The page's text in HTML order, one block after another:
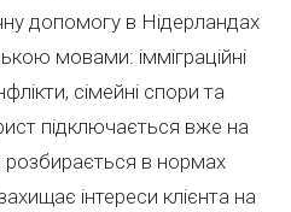
допомогу в Нідерландах
мовами: імміграційні
сімейні спори та
підключається вже на
розбирається в нормах
інтереси клієнта на